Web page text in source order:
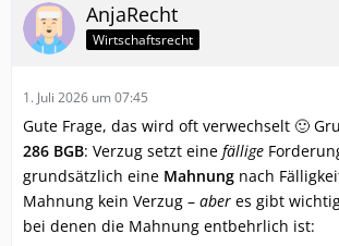
AnjaRecht
Wirtschaftsrecht
1. Juli 2026 um 07:45
Gute Frage, das wird oft verwechselt 🙂
286 BGB: Verzug setzt eine fällige
grundsätzlich eine Mahnung nach
Mahnung kein Verzug – aber es gibt
bei denen die Mahnung entbehrlich ist: